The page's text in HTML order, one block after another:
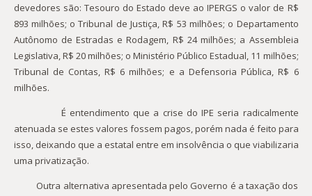
devedores são: Tesouro do Estado deve ao IPERGS o valor de R$
893 milhões; o Tribunal de Justiça, R$ 53 milhões; o Departamento
Autônomo de Estradas e Rodagem, R$ 24 milhões; a Assembleia
Legislativa, R$ 20 milhões; o Ministério Público Estadual, 11 milhões;
Tribunal de Contas, R$ 6 milhões; e a Defensoria Pública, R$ 6
milhões.
É entendimento que a crise do IPE seria radicalmente
atenuada se estes valores fossem pagos, porém nada é feito para
isso, deixando que a estatal entre em insolvência o que viabilizaria
uma privatização.
Outra alternativa apresentada pelo Governo é a taxação dos